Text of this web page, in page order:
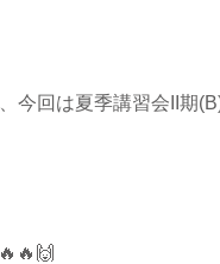
今回は夏季講習会II期